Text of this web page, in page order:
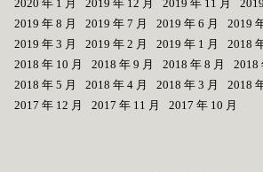
2020 年 1 月 2019 年 12 月 2019 年 11 月
2019 年 8 月
2019 年 7 月 2019 年 6 月 2019
2019 年 3 月
2019 年 2 月 2019 年 1 月 2018
2018 年 10 月
2018 年 9 月 2018 年 8 月 2018
2018 年 5 月
2018 年 4 月 2018 年 3 月 2018
2017 年 12 月
2017 年 11 月 2017 年 10 月